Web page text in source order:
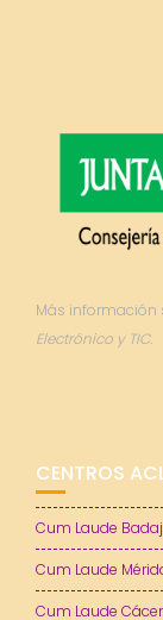
Más información
Electrónico y TIC.
CENTROS
Cum Laude
Cum Laude
Cum Laude